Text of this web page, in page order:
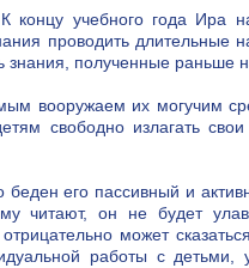
учебного года Ира
проводить длительные
полученные раньше
вооружаем их могучим
свободно излагать
его пассивный и
читают, он не будет
может
работы с детьми,